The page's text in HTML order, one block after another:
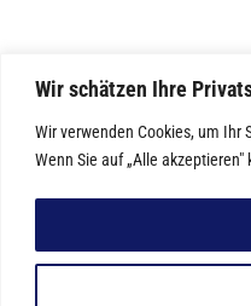
Wir schätzen Ihre
Wir verwenden Cookies, um Ihr
Wenn Sie auf „Alle